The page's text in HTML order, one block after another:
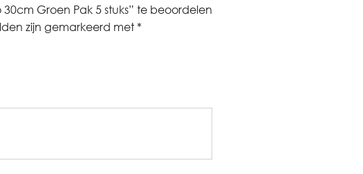
Groen Pak 5 stuks” te beoordelen
zijn gemarkeerd met *